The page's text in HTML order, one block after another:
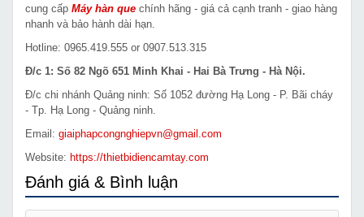
cung cấp Máy hàn que chính hãng - giá cả cạnh tranh - giao hàng
nhanh và bảo hành dài hạn.
Hotline: 0965.419.555 or 0907.513.315
Đ/c 1: Số 82 Ngõ 651 Minh Khai - Hai Bà Trưng - Hà Nội.
Đ/c chi nhánh Quảng ninh: Số 1052 đường Hạ Long - P. Bãi cháy
- Tp. Hạ Long - Quảng ninh.
Email: giaiphapcongnghiepvn@gmail.com
Website: https://thietbidiencamtay.com
Đánh giá & Bình luận